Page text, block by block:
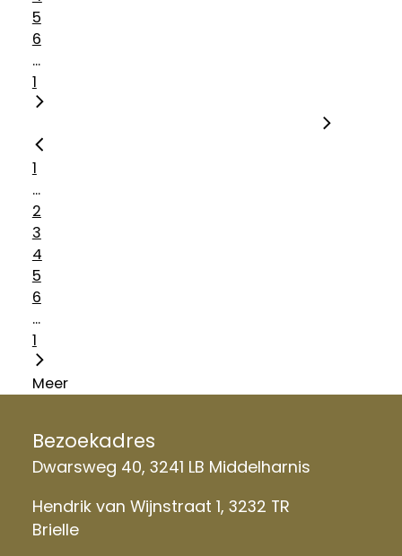
5
6
...
1
1
...
2
3
4
5
6
...
1
Meer
Bezoekadres
Dwarsweg 40, 3241 LB Middelharnis
Hendrik van Wijnstraat 1, 3232 TR
Brielle